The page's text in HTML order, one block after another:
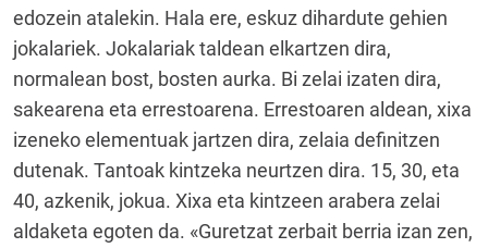
edozein atalekin. Hala ere, eskuz dihardute gehien
jokalariek. Jokalariak taldean elkartzen dira,
normalean bost, bosten aurka. Bi zelai izaten dira,
sakearena eta errestoarena. Errestoaren aldean, xixa
izeneko elementuak jartzen dira, zelaia definitzen
dutenak. Tantoak kintzeka neurtzen dira. 15, 30, eta
40, azkenik, jokua. Xixa eta kintzeen arabera zelai
aldaketa egoten da. «Guretzat zerbait berria izan zen,